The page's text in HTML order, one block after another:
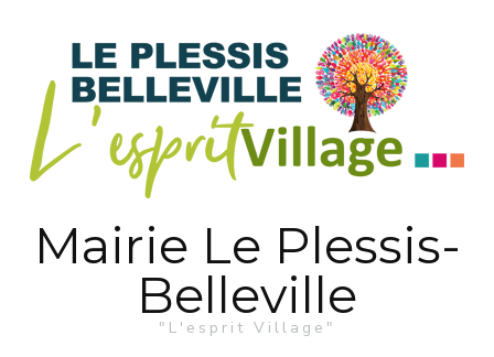
Mairie Le Plessis-
Belleville
"L'esprit Village"